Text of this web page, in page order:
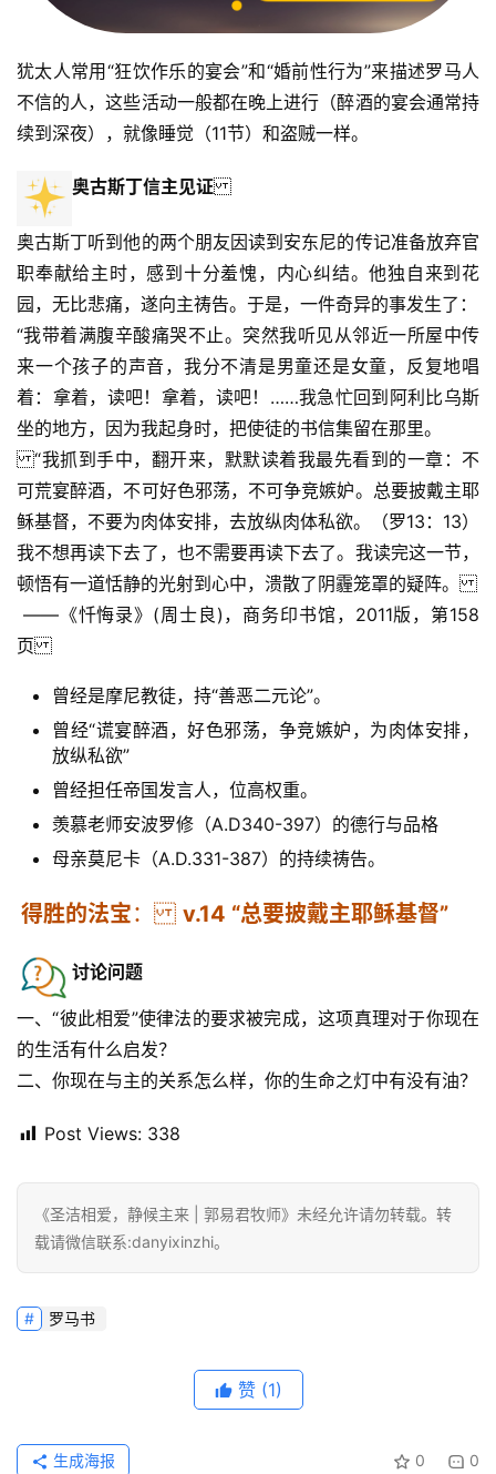
犹太人常用“狂饮作乐的宴会”和“婚前性行为”来描述罗马人
不信的人，这些活动一般都在晚上进行（醉酒的宴会通常持
续到深夜），就像睡觉（11节）和盗贼一样。
奥古斯丁信主见证
奥古斯丁听到他的两个朋友因读到安东尼的传记准备放弃官
职奉献给主时，感到十分羞愧，内心纠结。他独自来到花
园，无比悲痛，遂向主祷告。于是，一件奇异的事发生了：
“我带着满腹辛酸痛哭不止。突然我听见从邻近一所屋中传
来一个孩子的声音，我分不清是男童还是女童，反复地唱
着：拿着，读吧！拿着，读吧！……我急忙回到阿利比乌斯
坐的地方，因为我起身时，把使徒的书信集留在那里。
“我抓到手中，翻开来，默默读着我最先看到的一章：不
可荒宴醉酒，不可好色邪荡，不可争竞嫉妒。总要披戴主耶
稣基督，不要为肉体安排，去放纵肉体私欲。（罗13：13）
我不想再读下去了，也不需要再读下去了。我读完这一节，
顿悟有一道恬静的光射到心中，溃散了阴霾笼罩的疑阵。
页
曾经是摩尼教徒，持“善恶二元论”。
曾经“谎宴醉酒，好色邪荡，争竞嫉妒，为肉体安排，
放纵私欲”
曾经担任帝国发言人，位高权重。
羡慕老师安波罗修（A.D340-397）的德行与品格
母亲莫尼卡（A.D.331-387）的持续祷告。
得胜的法宝： v.14 “总要披戴主耶稣基督”
讨论问题
一、“彼此相爱”使律法的要求被完成，这项真理对于你现在
的生活有什么启发？
二、你现在与主的关系怎么样，你的生命之灯中有没有油？
Post Views: 338
《圣洁相爱，静候主来 | 郭易君牧师》未经允许请勿转载。转
载请微信联系:danyixinzhi。
罗马书
赞 (1)
0 0
生成海报